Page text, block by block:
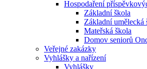
Hospodaření
Základní škola
Základní umělecká
Mateřská škola
Domov seniorů
Veřejné zakázky
Vyhlášky a nařízení
Vyhlášky